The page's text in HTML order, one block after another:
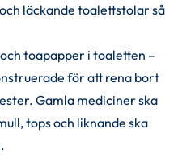
läckande toalettstolar så
toapapper i toaletten –
för att rena bort
Gamla mediciner ska
tops och liknande ska